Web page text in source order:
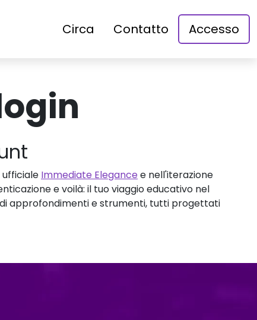
Circa Contatto Accesso
Immediate Elegancee nell'iterazione
e voilà: il tuo viaggio educativo nel
approfondimenti e strumenti, tutti progettati